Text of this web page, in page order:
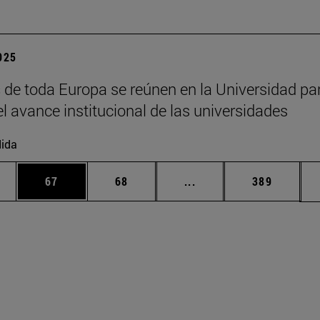
de toda Europa se reúnen en la Universidad
avance institucional de las universidades
Use TAB para desplazarse.
Página
67 Página
68 ... Páginas intermedias
Página
389